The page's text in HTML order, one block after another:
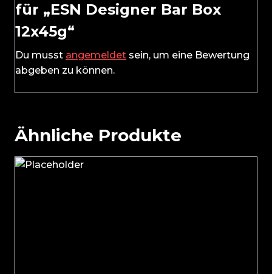
für „ESN Designer Bar Box
12x45g“
Du musst angemeldet sein, um eine Bewertung
abgeben zu können.
Ähnliche Produkte